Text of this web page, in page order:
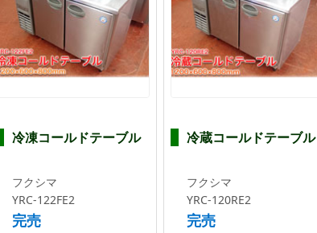
冷凍コールドテーブル
フクシマ
YRC-122FE2
完売
冷蔵コールドテーブル
フクシマ
YRC-120RE2
完売